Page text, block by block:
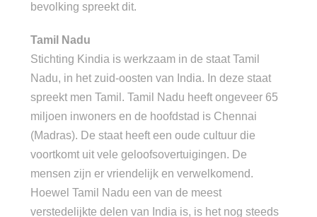
bevolking spreekt dit.
Tamil Nadu
Stichting Kindia is werkzaam in de staat Tamil
Nadu, in het zuid-oosten van India. In deze staat
spreekt men Tamil. Tamil Nadu heeft ongeveer 65
miljoen inwoners en de hoofdstad is Chennai
(Madras). De staat heeft een oude cultuur die
voortkomt uit vele geloofsovertuigingen. De
mensen zijn er vriendelijk en verwelkomend.
Hoewel Tamil Nadu een van de meest
verstedelijkte delen van India is, is het nog steeds